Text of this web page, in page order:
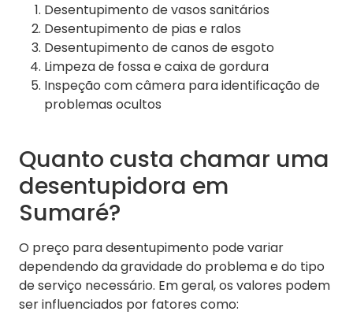
Desentupimento de vasos sanitários
Desentupimento de pias e ralos
Desentupimento de canos de esgoto
Limpeza de fossa e caixa de gordura
Inspeção com câmera para identificação de
problemas ocultos
Quanto custa chamar uma
desentupidora em
Sumaré?
O preço para desentupimento pode variar
dependendo da gravidade do problema e do tipo
de serviço necessário. Em geral, os valores podem
ser influenciados por fatores como: